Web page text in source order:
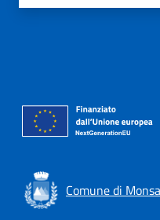
Comune di